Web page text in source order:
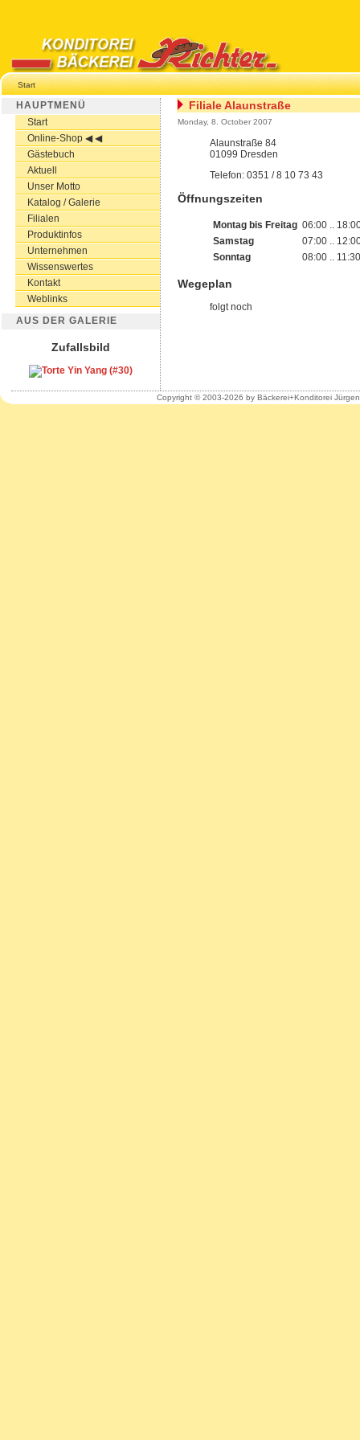
Start
HAUPTMENÜ
Start
Online-Shop ◀ ◀
Gästebuch
Aktuell
Unser Motto
Katalog / Galerie
Filialen
Produktinfos
Unternehmen
Wissenswertes
Kontakt
Weblinks
AUS DER GALERIE
Zufallsbild
Filiale Alaunstraße
Monday, 8. October 2007
Alaunstraße 84
01099 Dresden
Telefon: 0351 / 8 10 73 43
Öffnungszeiten
Montag bis Freitag 06:00 ..
Samstag
07:00 ..
Sonntag
08:00 ..
Wegeplan
folgt noch
Copyright © 2003-2026 by Bäckerei+Konditorei